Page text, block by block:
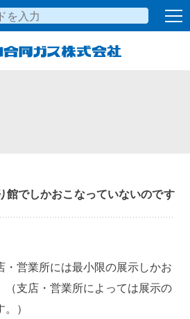
館でしかおこなっていないのです
・営業所には最小限の展示しかお
（支店・営業所によっては展示の
）